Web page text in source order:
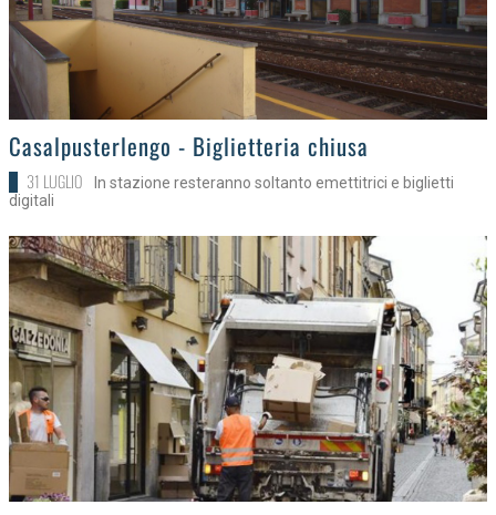
>
Casalpusterlengo - Biglietteria chiusa
31 LUGLIO
In stazione resteranno soltanto emettitrici e biglietti
digitali